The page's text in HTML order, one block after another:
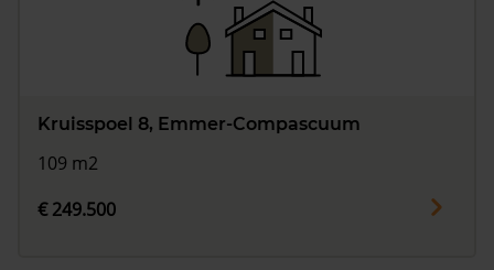
Kruisspoel 8, Emmer-Compascuum
109 m2
€ 249.500